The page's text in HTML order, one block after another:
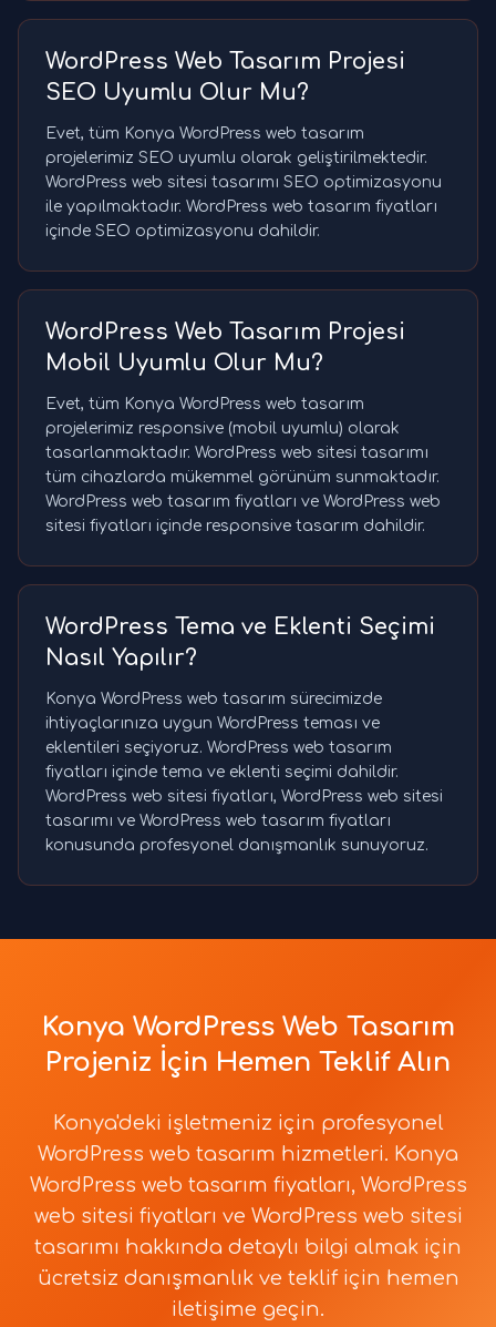
WordPress Web Tasarım Projesi
SEO Uyumlu Olur Mu?
Evet, tüm Konya WordPress web tasarım
projelerimiz SEO uyumlu olarak geliştirilmektedir.
WordPress web sitesi tasarımı SEO optimizasyonu
ile yapılmaktadır. WordPress web tasarım fiyatları
içinde SEO optimizasyonu dahildir.
WordPress Web Tasarım Projesi
Mobil Uyumlu Olur Mu?
Evet, tüm Konya WordPress web tasarım
projelerimiz responsive (mobil uyumlu) olarak
tasarlanmaktadır. WordPress web sitesi tasarımı
tüm cihazlarda mükemmel görünüm sunmaktadır.
WordPress web tasarım fiyatları ve WordPress web
sitesi fiyatları içinde responsive tasarım dahildir.
WordPress Tema ve Eklenti Seçimi
Nasıl Yapılır?
Konya WordPress web tasarım sürecimizde
ihtiyaçlarınıza uygun WordPress teması ve
eklentileri seçiyoruz. WordPress web tasarım
fiyatları içinde tema ve eklenti seçimi dahildir.
WordPress web sitesi fiyatları, WordPress web sitesi
tasarımı ve WordPress web tasarım fiyatları
konusunda profesyonel danışmanlık sunuyoruz.
Konya WordPress Web Tasarım
Projeniz İçin Hemen Teklif Alın
Konya'deki işletmeniz için profesyonel
WordPress web tasarım hizmetleri. Konya
WordPress web tasarım fiyatları, WordPress
web sitesi fiyatları ve WordPress web sitesi
tasarımı hakkında detaylı bilgi almak için
ücretsiz danışmanlık ve teklif için hemen
iletişime geçin.